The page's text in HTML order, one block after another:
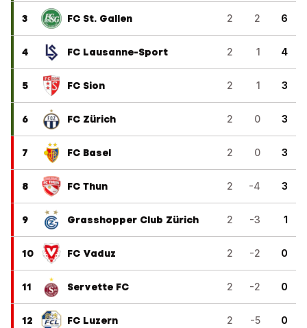
3 FC St. Gallen 2 2 6
4 FC Lausanne-Sport 2 1 4
5 FC Sion 2 1 3
6 FC Zürich 2 0 3
7 FC Basel 2 0 3
8 FC Thun 2 -4 3
9 Grasshopper Club Zürich 2 -3 1
10 FC Vaduz 2 -2 0
11 Servette FC 2 -2 0
12 FC Luzern 2 -5 0